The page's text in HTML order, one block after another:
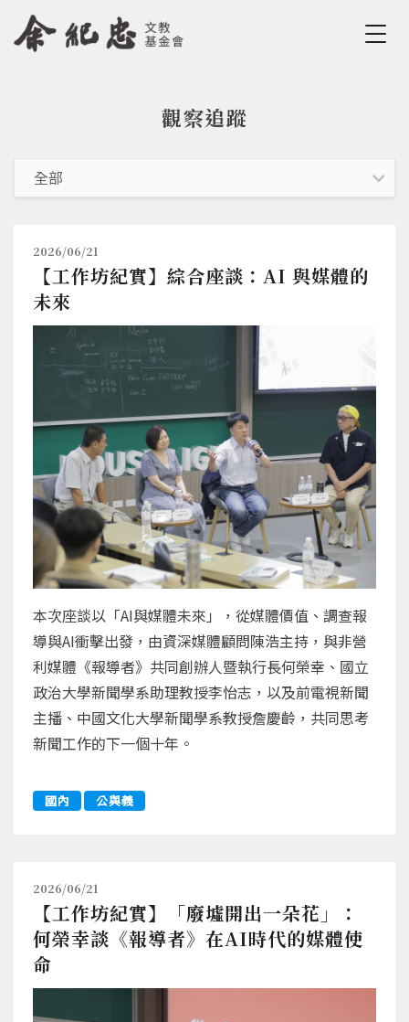
Jump to Navigation
Jump to Main content
觀察追蹤
2026/06/21
【工作坊紀實】綜合座談：AI 與媒體的
未來
本次座談以「AI與媒體未來」，從媒體價值、調查報
導與AI衝擊出發，由資深媒體顧問陳浩主持，與非營
利媒體《報導者》共同創辦人暨執行長何榮幸、國立
政治大學新聞學系助理教授李怡志，以及前電視新聞
主播、中國文化大學新聞學系教授詹慶齡，共同思考
新聞工作的下一個十年。
國內 公與義
2026/06/21
【工作坊紀實】「廢墟開出一朵花」：
何榮幸談《報導者》在AI時代的媒體使
命